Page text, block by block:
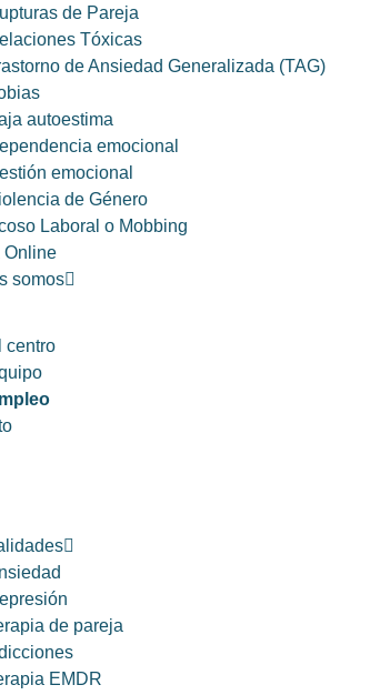
de Pareja
Tóxicas
de Ansiedad Generalizada (TAG)
autoestima
emocional
emocional
de Género
Laboral o Mobbing
Online
somos
centro
de pareja
EMDR